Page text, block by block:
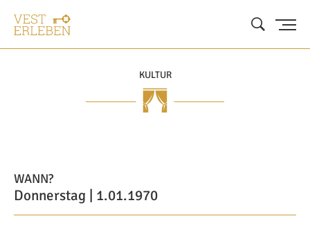
KULTUR
WANN?
Donnerstag | 1.01.1970